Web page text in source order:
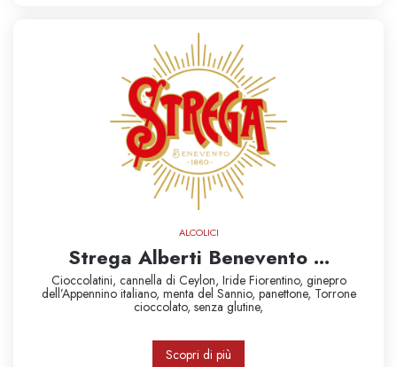
ALCOLICI
Strega Alberti Benevento ...
Cioccolatini, cannella di Ceylon, Iride Fiorentino, ginepro
dell’Appennino italiano, menta del Sannio, panettone, Torrone
cioccolato, senza glutine,
Scopri di più